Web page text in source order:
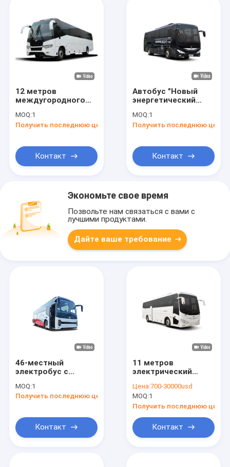
12 метров
междугородного
электрический
автобус для
MOQ:1
Получить последнюю цену
Контакт
Автобус "Новый
энергетический
автобус"
MOQ:1
Получить последнюю цену
Контакт
Экономьте свое время
Позвольте нам связаться с вами с
лучшими продуктами.
Дайте ваше требование
46-местный
электробус с
батареей 238,06
кВтч для
поездок
MOQ:1
Получить последнюю цену
Контакт
11 метров
электрический
междугородный
автобус 46 мест.
Цена:700-30000usd
MOQ:1
Получить последнюю цену
Контакт